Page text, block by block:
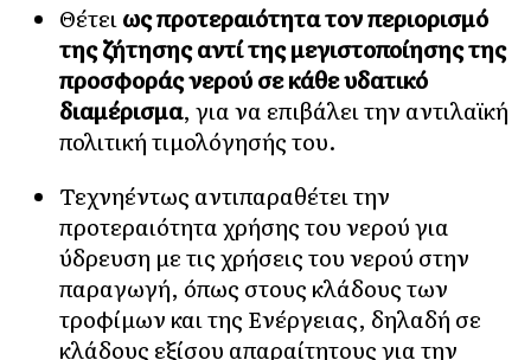
Θέτειως προτεραιότητα τον περιορισμό
της ζήτησης αντί της μεγιστοποίησης της
προσφοράς νερού σε κάθε υδατικό
διαμέρισμα, για να επιβάλει την αντιλαϊκή
πολιτική τιμολόγησής του.
Τεχνηέντως αντιπαραθέτει την
προτεραιότητα χρήσης του νερού για
ύδρευση με τις χρήσεις του νερού στην
παραγωγή, όπως στους κλάδους των
τροφίμων και της Ενέργειας, δηλαδή σε
κλάδους εξίσου απαραίτητους για την